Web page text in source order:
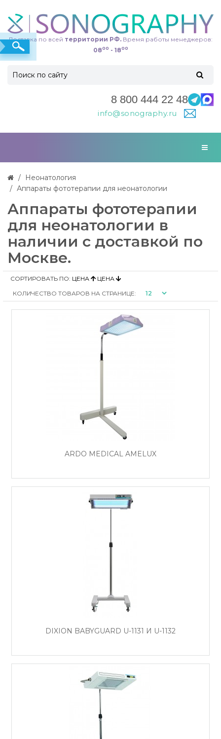
Доставка по всей территории РФ. Время работы менеджеров:
0800 - 1800
8 800 444 22 48
info@sonography.ru
Неонатология
Аппараты фототерапии для неонатологии
Аппараты фототерапии
для неонатологии в
наличии с доставкой по
Москве.
СОРТИРОВАТЬ ПО: ЦЕНА
ЦЕНА
КОЛИЧЕСТВО ТОВАРОВ НА СТРАНИЦЕ:
ARDO MEDICAL AMELUX
DIXION BABYGUARD U-1131 И U-1132